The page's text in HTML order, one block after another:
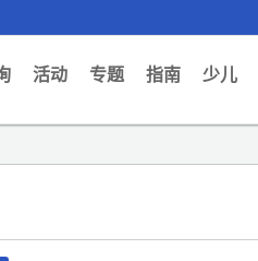
活动 专题 指南 少儿